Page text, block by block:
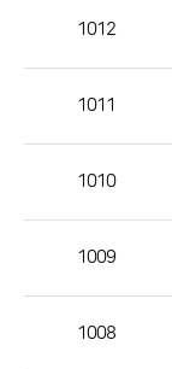
공
1012
1011
1010
1009
1008